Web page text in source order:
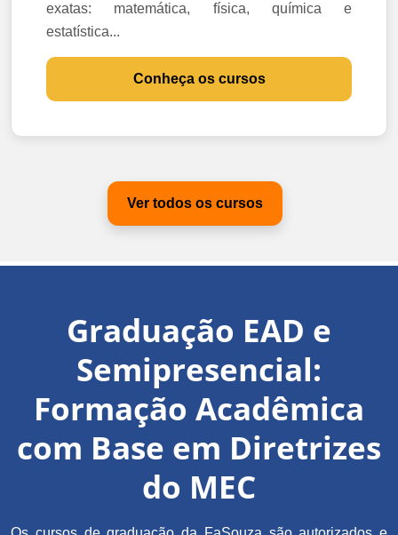
exatas: matemática, física, química e
estatística...
Conheça os cursos
Ver todos os cursos
Graduação EAD e
Semipresencial:
Formação Acadêmica
com Base em Diretrizes
do MEC